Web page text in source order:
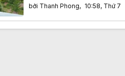
qua những con số
bởi Thanh Phong, 10:58, Thứ 7